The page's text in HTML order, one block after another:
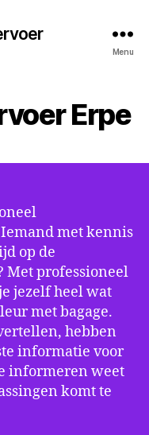
Menu
Erpe
met kennis
op de
Met professioneel
jezelf heel wat
met bagage.
hebben
informatie voor
informeren weet
komt te